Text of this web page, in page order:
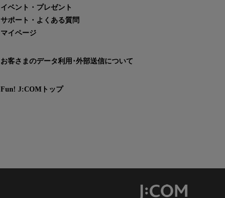
イベント・プレゼント
サポート・よくある質問
マイページ
お客さまのデータ利用･外部送信について
Fun! J:COMトップ